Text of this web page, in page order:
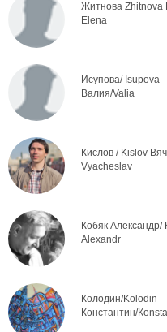
Житнова Zhitnova
Elena
Исупова/ Isupova
Валия/Valia
Кислов / Kislov
Vyacheslav
Кобяк Александр/
Alexandr
Колодин/Kolodin
Константин/